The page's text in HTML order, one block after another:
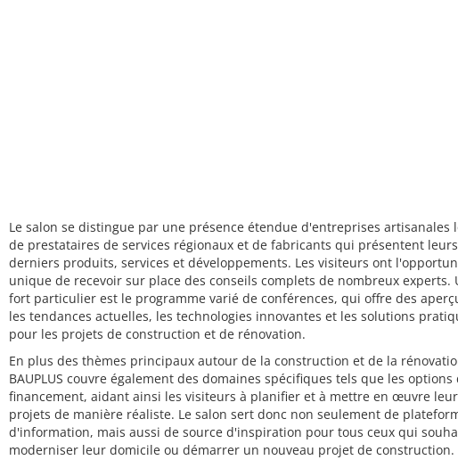
Le salon se distingue par une présence étendue d'entreprises artisanales
de prestataires de services régionaux et de fabricants qui présentent leurs
derniers produits, services et développements. Les visiteurs ont
unique de recevoir sur place des conseils complets de nombreux experts.
fort particulier est le programme varié de conférences, qui offre des
les tendances actuelles, les technologies innovantes et les solutions
pour les projets de construction et de rénovation.
En plus des thèmes principaux autour de la construction et de la
BAUPLUS couvre également des domaines spécifiques tels que les options
financement, aidant ainsi les visiteurs à planifier et à mettre en œuvre
projets de manière réaliste. Le salon sert donc non seulement de
d'information, mais aussi de source d'inspiration pour tous ceux qui
moderniser leur domicile ou démarrer un nouveau projet de construction.